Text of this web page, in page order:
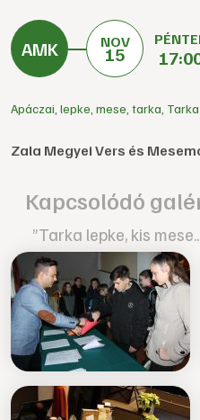
NOV
15
Apáczai lepke mese tarka Tarka
Zala Megyei Vers és
Kapcsolódó
”Tarka lepke, kis